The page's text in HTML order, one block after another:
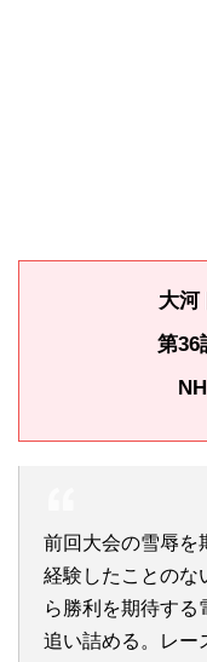
大河
第36
前回大会の雪辱を
経験したことのな
ら勝利を期待する
追い詰める。レー